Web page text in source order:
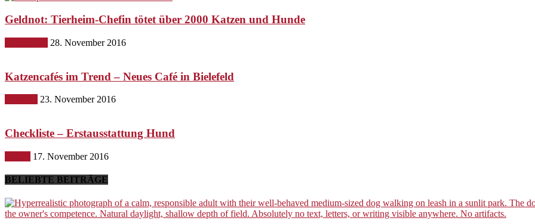
Geldnot: Tierheim-Chefin tötet über 2000 Katzen und Hunde
28. November 2016
Katzencafés im Trend – Neues Café in Bielefeld
23. November 2016
Checkliste – Erstausstattung Hund
17. November 2016
BELIEBTE BEITRÄGE